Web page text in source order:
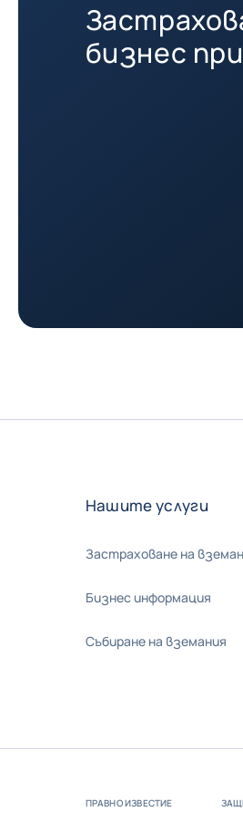
бизнес
Нашите услуги
Застраховане на
Бизнес информация
Събиране на вземания
ПРАВНО ИЗВЕСТИЕ